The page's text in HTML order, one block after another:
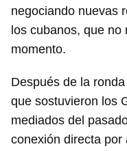
negociando nuevas
los cubanos, que no
momento.
Después de la
que sostuvieron los
mediados del
conexión directa